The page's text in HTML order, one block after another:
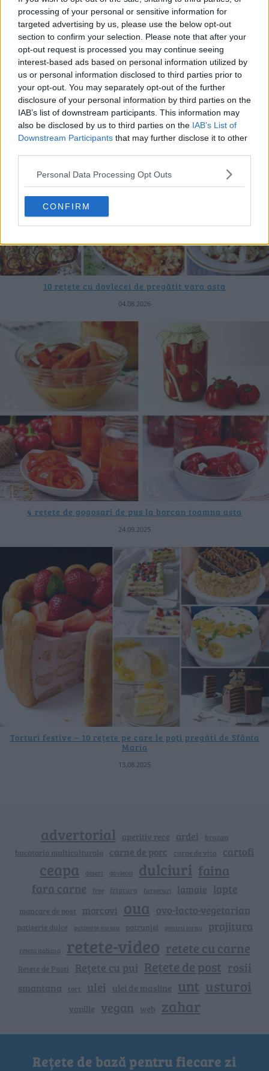
processing of your personal or sensitive information for
targeted advertising by us, please use the below opt-out
section to confirm your selection. Please note that after your
opt-out request is processed you may continue seeing
interest-based ads based on personal information utilized by
us or personal information disclosed to third parties prior to
your opt-out. You may separately opt-out of the further
disclosure of your personal information by third parties on the
IAB’s list of downstream participants. This information may
also be disclosed by us to third parties on the IAB’s List of
Downstream Participants that may further disclose it to other
Personal Data Processing Opt Outs
CONFIRM
20 de rețete de salate de vară fără prelucrare termică
06.08.2026
10 rețete cu dovlecei de pregătit vara asta
04.08.2026
4 rețete de gogoșari de pus la borcan toamna asta
24.09.2025
Torturi festive – 10 rețete pe care le poți pregăti de Sfânta
Maria
13.08.2025
advertorial aperitiv rece ardei branza
bucataria multiculturala carne de porc carne de vita cartofi
ceapa desert dovlecei dulciuri faina
fara carne free friptura fursecuri lamaie lapte
mancare de post morcovi oua ovo-lacto-vegetarian
patiserie dulce patiserie sarata patrunjel pentru iarna prajitura
reteta italiana retete-video retete cu carne
Retete de Pasti Rețete cu pui Rețete de post rosii
smantana tort ulei ulei de masline unt usturoi
vanilie vegan web zahar
Rețete de bază pentru fiecare zi